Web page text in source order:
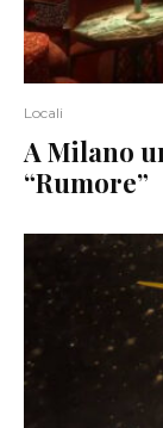
Locali
A Milano
“Rumore”